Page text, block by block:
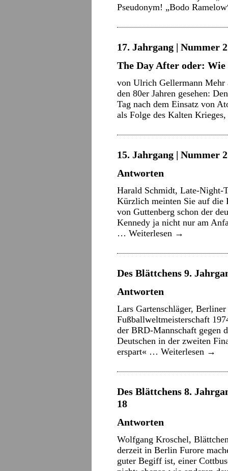
Pseudonym! „Bodo
17. Jahrgang | Nummer
The Day After oder:
von Ulrich Gellermann Mehr
den 80er Jahren gesehen:
Tag nach dem Einsatz von
als Folge des Kalten
15. Jahrgang | Nummer
Antworten
Harald Schmidt, Late-Night-
Kürzlich meinten Sie auf die
von Guttenberg schon der
Kennedy ja nicht nur am
… Weiterlesen →
Des Blättchens 9.
Antworten
Lars Gartenschläger,
Fußballweltmeisterschaft
der BRD-Mannschaft gegen
Deutschen in der zweiten
erspart« … Weiterlesen →
Des Blättchens 8.
18
Antworten
Wolfgang Kroschel,
derzeit in Berlin Furore
guter Begiff ist, einer